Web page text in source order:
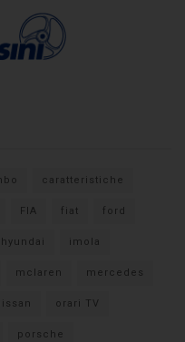
caratteristiche
FIA fiat ford
hyundai imola
mclaren mercedes
orari TV
porsche